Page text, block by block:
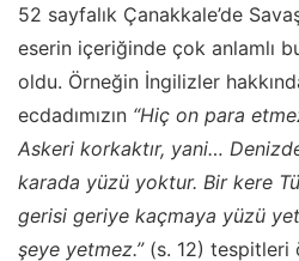
52 sayfalık Çanakkale’de
eserin içeriğinde çok anlamlı
oldu. Örneğin İngilizler
ecdadımızın “Hiç on para
Askeri korkaktır, yani…
karada yüzü yoktur. Bir kere
gerisi geriye kaçmaya yüzü
şeye yetmez.”(s. 12) tespitleri